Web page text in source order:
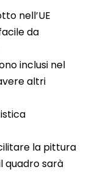
nell’UE
da
inclusi nel
altri
la pittura
quadro sarà